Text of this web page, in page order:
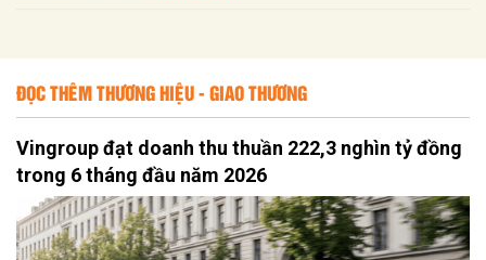
ĐỌC THÊM THƯƠNG HIỆU - GIAO THƯƠNG
Vingroup đạt doanh thu thuần 222,3 nghìn tỷ đồng
trong 6 tháng đầu năm 2026